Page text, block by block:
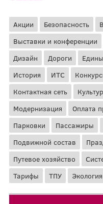
Акции Безопасность
Выставки и конференции
Дизайн
Дороги
История
ИТС
Контактная сеть
Модернизация
Оплата
Парковки
Пассажиры
Подвижной состав
Путевое хозяйство
Тарифы
ТПУ Экология